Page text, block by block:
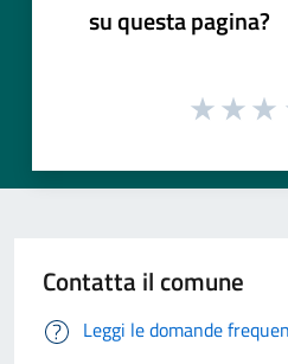
su questa pagina?
Contatta il comune
Leggi le domande